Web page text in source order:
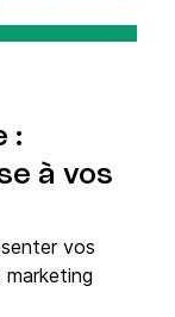
:
à vos
vos